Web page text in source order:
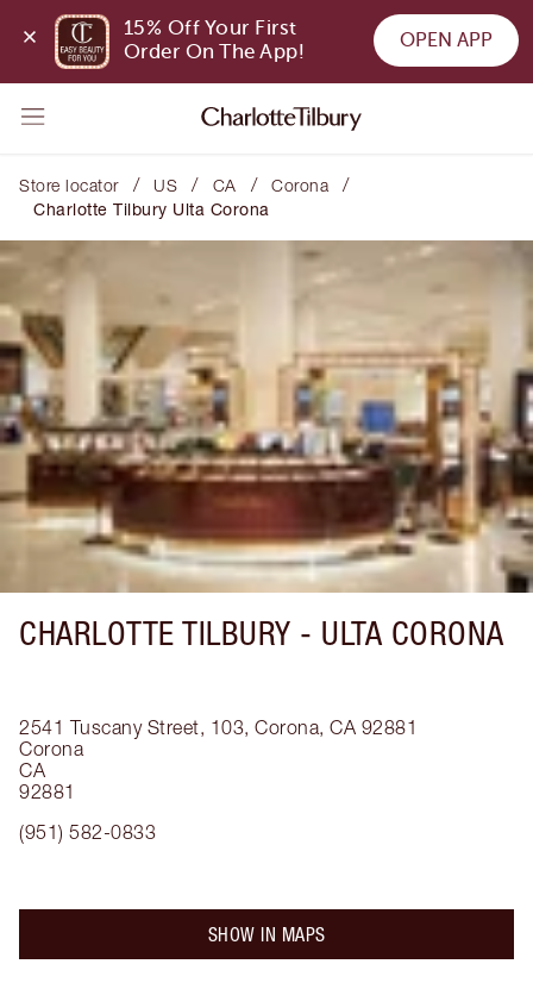
15% Off Your First
Order On The App!
OPEN APP
Store locator / US / CA / Corona /
Charlotte Tilbury Ulta Corona
CHARLOTTE TILBURY - ULTA CORONA
2541 Tuscany Street, 103, Corona, CA 92881
Corona
CA
92881
(951) 582-0833
SHOW IN MAPS